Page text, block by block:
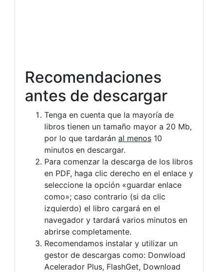
Recomendaciones
antes de descargar
Tenga en cuenta que la mayoría de
libros tienen un tamaño mayor a 20 Mb,
por lo que tardarán al menos 10
minutos en descargar.
Para comenzar la descarga de los libros
en PDF, haga clic derecho en el enlace y
seleccione la opción «guardar enlace
como»; caso contrario (si da clic
izquierdo) el libro cargará en el
navegador y tardará varios minutos en
abrirse completamente.
Recomendamos instalar y utilizar un
gestor de descargas como: Donwload
Acelerador Plus, FlashGet, Download